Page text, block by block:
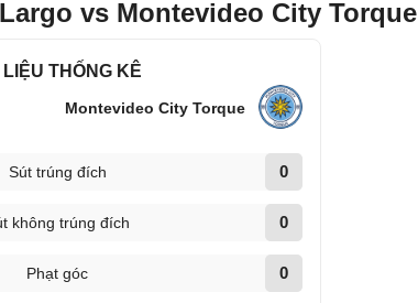
vs Montevideo City Torque
LIỆU THỐNG KÊ
Montevideo City Torque
Sút trúng đích 0
không trúng đích 0
Phạt góc 0